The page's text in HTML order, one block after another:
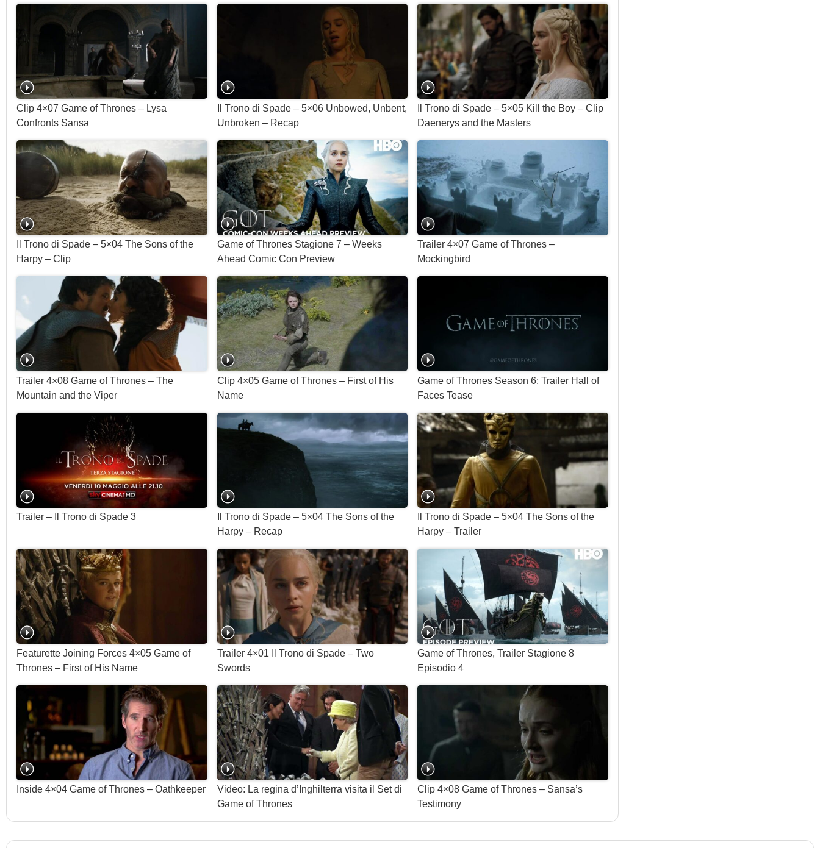
Clip 4×07 Game of Thrones – Lysa
Confronts Sansa
Il Trono di Spade – 5×06 Unbowed, Unbent,
Unbroken – Recap
Il Trono di Spade – 5×05 Kill the Boy – Clip
Daenerys and the Masters
Il Trono di Spade – 5×04 The Sons of the
Harpy – Clip
Game of Thrones Stagione 7 – Weeks
Ahead Comic Con Preview
Trailer 4×07 Game of Thrones –
Mockingbird
Trailer 4×08 Game of Thrones – The
Mountain and the Viper
Clip 4×05 Game of Thrones – First of His
Name
Game of Thrones Season 6: Trailer Hall of
Faces Tease
Trailer – Il Trono di Spade 3
Il Trono di Spade – 5×04 The Sons of the
Harpy – Recap
Il Trono di Spade – 5×04 The Sons of the
Harpy – Trailer
Featurette Joining Forces 4×05 Game of
Thrones – First of His Name
Trailer 4×01 Il Trono di Spade – Two
Swords
Game of Thrones, Trailer Stagione 8
Episodio 4
Inside 4×04 Game of Thrones – Oathkeeper
Video: La regina d’Inghilterra visita il Set di
Game of Thrones
Clip 4×08 Game of Thrones – Sansa’s
Testimony